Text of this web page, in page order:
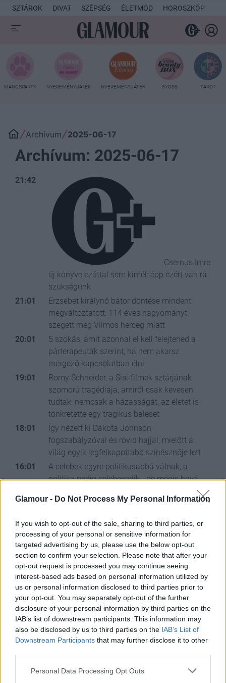
Glamour - Do Not Process My Personal Information
If you wish to opt-out of the sale, sharing to third parties, or
processing of your personal or sensitive information for
targeted advertising by us, please use the below opt-out
section to confirm your selection. Please note that after your
opt-out request is processed you may continue seeing
interest-based ads based on personal information utilized by
us or personal information disclosed to third parties prior to
your opt-out. You may separately opt-out of the further
disclosure of your personal information by third parties on the
IAB’s list of downstream participants. This information may
also be disclosed by us to third parties on the IAB’s List of
Downstream Participants that may further disclose it to other
Please note that this website/app uses one or more Google
Personal Data Processing Opt Outs
SZTÁROK DIVAT SZÉPSÉG ÉLETMÓD HOROSZKÓP
MANCSPARTY NYEREMÉNYJÁTÉK NYEREMÉNYJÁTÉK SYOSS TAROT
Archívum 2025-06-17
Archívum: 2025-06-17
21:42
Csernus Imre
új könyve ezúttal sem kímél: épp ezért van rá
szükségünk
21:01
Erzsébet királynő bátor döntése mindent
megváltoztatott: 114 éves hagyományt
szegett meg Vilmos herceg miatt
20:01
5 szokás, amit azonnal el kell felejtened a
párterapeuták szerint, ha nem akarsz
mérgező kapcsolatban élni
19:01
Romy Schneider, a Sisi-filmek sztárjának
szomorú tragédiája, amiről csak kevesen
tudtak: nemcsak a házasságát, az életet is
tönkretette egy tragikus baleset
18:01
Így nézett ki Dakota Johnson
fogszabályzóval és rövid hajjal, mielőtt a
világ egyik legfelkapottabb színésznője lett
16:01
A celebek egyre politikusabbá válnak, a
politika pedig celebesedik - de mégis hová
Fél oldalára lebénult Eric Dane: így van most
küzdő sztárja
14:01
Nagy hírt jelentett be Meghan Markle:
alaposan meglepte rajongóit Harry herceg
felesége
13:32
vagy könyvpiaci illúzió? A 2025-ös Ünnepi